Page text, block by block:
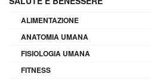
ALIMENTAZIONE
ANATOMIA UMANA
FISIOLOGIA UMANA
FITNESS